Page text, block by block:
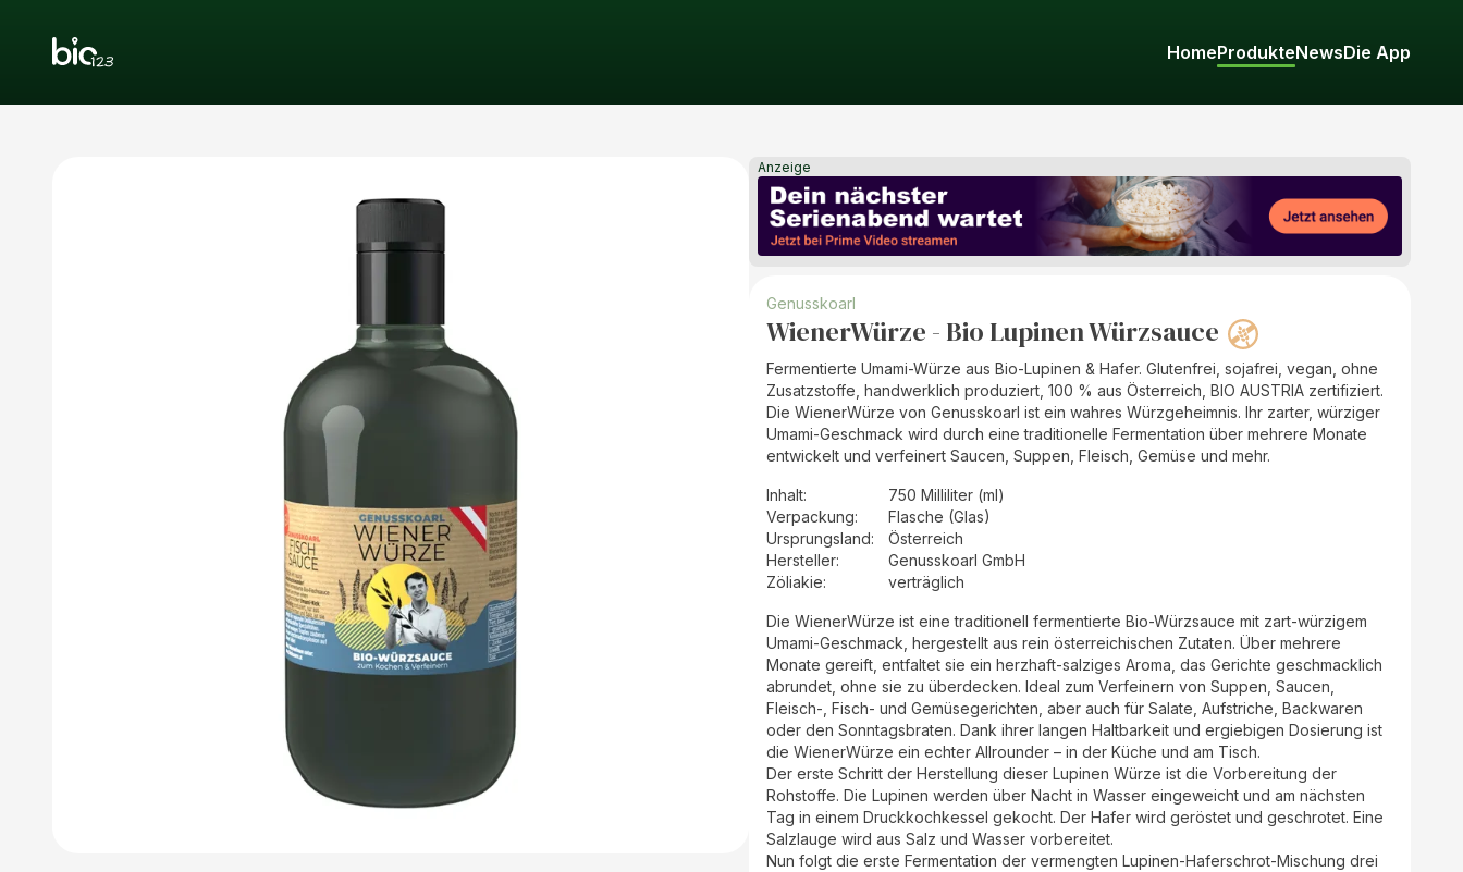
HomeProdukteNewsDie App
Anzeige
Genusskoarl
WienerWürze - Bio Lupinen Würzsauce
Fermentierte Umami-Würze aus Bio-Lupinen & Hafer. Glutenfrei, sojafrei, vegan, ohne
Zusatzstoffe, handwerklich produziert, 100 % aus Österreich, BIO AUSTRIA zertifiziert.
Die WienerWürze von Genusskoarl ist ein wahres Würzgeheimnis. Ihr zarter, würziger
Umami-Geschmack wird durch eine traditionelle Fermentation über mehrere Monate
entwickelt und verfeinert Saucen, Suppen, Fleisch, Gemüse und mehr.
Inhalt:
750 Milliliter (ml)
Verpackung:
Flasche (Glas)
Ursprungsland:
Österreich
Hersteller:
Genusskoarl GmbH
Zöliakie:
verträglich
Die WienerWürze ist eine traditionell fermentierte Bio-Würzsauce mit zart-würzigem
Umami-Geschmack, hergestellt aus rein österreichischen Zutaten. Über mehrere
Monate gereift, entfaltet sie ein herzhaft-salziges Aroma, das Gerichte geschmacklich
abrundet, ohne sie zu überdecken. Ideal zum Verfeinern von Suppen, Saucen,
Fleisch-, Fisch- und Gemüsegerichten, aber auch für Salate, Aufstriche, Backwaren
oder den Sonntagsbraten. Dank ihrer langen Haltbarkeit und ergiebigen Dosierung ist
die WienerWürze ein echter Allrounder – in der Küche und am Tisch.
Der erste Schritt der Herstellung dieser Lupinen Würze ist die Vorbereitung der
Rohstoffe. Die Lupinen werden über Nacht in Wasser eingeweicht und am nächsten
Tag in einem Druckkochkessel gekocht. Der Hafer wird geröstet und geschrotet. Eine
Salzlauge wird aus Salz und Wasser vorbereitet.
Nun folgt die erste Fermentation der vermengten Lupinen-Haferschrot-Mischung drei